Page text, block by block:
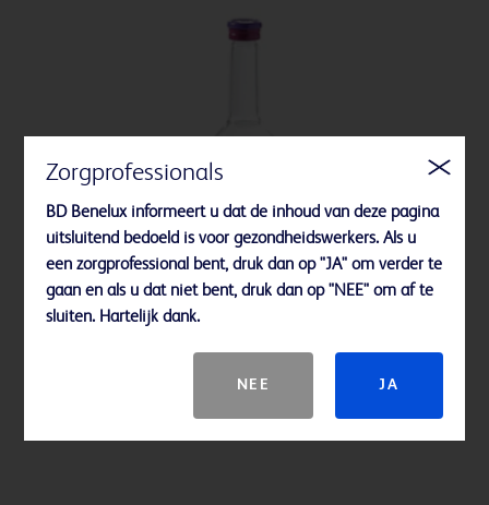
Zorgprofessionals
BD Benelux informeert u dat de inhoud van deze pagina
uitsluitend bedoeld is voor gezondheidswerkers. Als u
een zorgprofessional bent, druk dan op "JA" om verder te
gaan en als u dat niet bent, druk dan op "NEE" om af te
sluiten. Hartelijk dank.
NEE JA